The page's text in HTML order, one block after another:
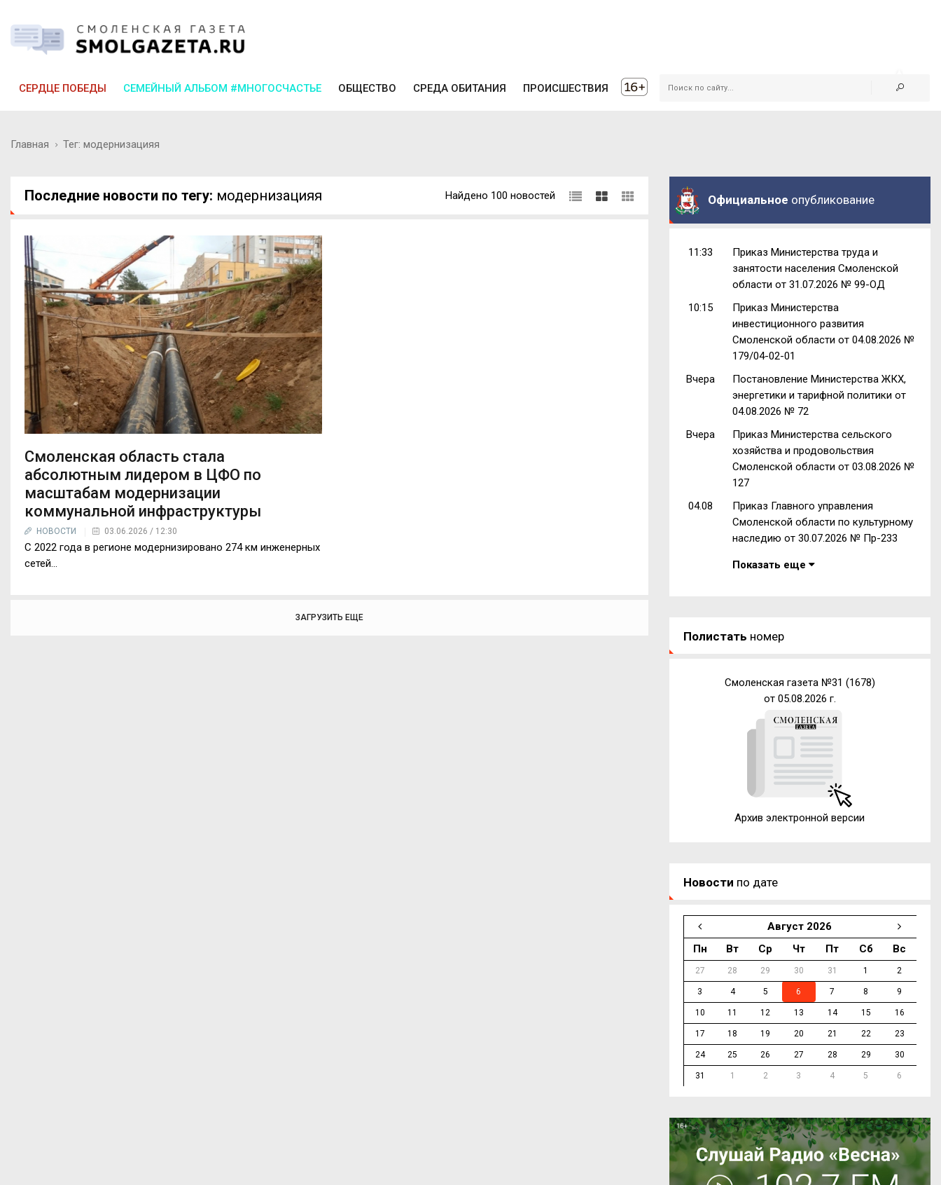
СЕРДЦЕ ПОБЕДЫ СЕМЕЙНЫЙ АЛЬБОМ #МНОГОСЧАСТЬЕ ОБЩЕСТВО СРЕДА ОБИТАНИЯ ПРОИСШЕСТВИЯ
Главная Тег: модернизацияя
Последние новости по тегу: модернизацияя Найдено 100 новостей
Смоленская область стала
абсолютным лидером в ЦФО по
масштабам модернизации
коммунальной инфраструктуры
НОВОСТИ 03.06.2026 / 12:30
С 2022 года в регионе модернизировано 274 км инженерных
сетей...
ЗАГРУЗИТЬ ЕЩЕ
Официальное опубликование
11:33
Приказ Министерства труда и
занятости населения Смоленской
области от 31.07.2026 № 99-ОД
10:15
Приказ Министерства
инвестиционного развития
Смоленской области от 04.08.2026 №
179/04-02-01
Вчера
Постановление Министерства ЖКХ,
энергетики и тарифной политики от
04.08.2026 № 72
Вчера
Приказ Министерства сельского
хозяйства и продовольствия
Смоленской области от 03.08.2026 №
127
04.08
Приказ Главного управления
Смоленской области по культурному
наследию от 30.07.2026 № Пр-233
Показать еще
Полистать номер
Смоленская газета №31 (1678)
от 05.08.2026 г.
Архив электронной версии
Новости по дате
Август 2026
Пн
Вт Ср Чт Пт Сб Вс
27 28 29 30 31 1 2
3 4 5 6 7 8 9
10 11 12 13 14 15 16
17 18 19 20 21 22 23
24 25 26 27 28 29 30
31 1 2 3 4 5 6